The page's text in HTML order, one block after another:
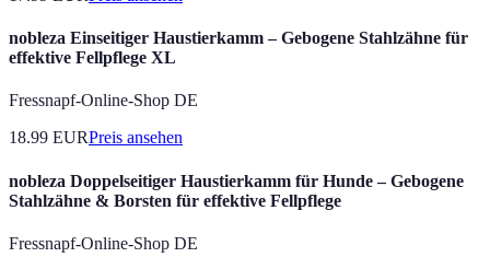
nobleza Einseitiger Haustierkamm – Gebogene Stahlzähne für
effektive Fellpflege XL
Fressnapf-Online-Shop DE
18.99 EURPreis ansehen
nobleza Doppelseitiger Haustierkamm für Hunde – Gebogene
Stahlzähne & Borsten für effektive Fellpflege
Fressnapf-Online-Shop DE